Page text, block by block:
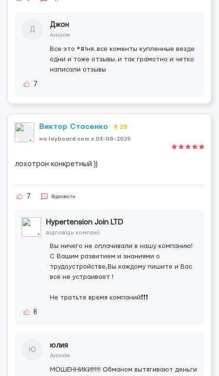
Д
Джон
Анонім
Все это *#!ня..все коменты купленные везде
одни и тоже отзывы..и так грамотно и четко
написали отзывы
7
Виктор Стасенко 29
на layboard.com з 03-09-2025
лохотрон конкретный ))
7 Відповісти
Hypertension Join LTD
відповідь компанії
Вы ничего не оплачивали в нашу компанию!
С Вашим развитием и знаниями о
трудоустройстве,Вы каждому пишите и Вас
всё не устраивает !
Не тратьте время компаний❗️❗️❗️
8
Ю
юлия
Анонім
МОШЕННИКИ!!!!!! Обманом вытягивают деньги